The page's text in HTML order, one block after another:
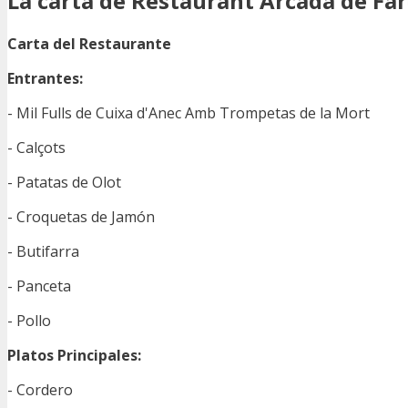
Carta del Restaurante
Entrantes:
- Mil Fulls de Cuixa d'Anec Amb Trompetas de la Mort
- Calçots
- Patatas de Olot
- Croquetas de Jamón
- Butifarra
- Panceta
- Pollo
Platos Principales:
- Cordero